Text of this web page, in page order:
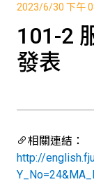
2023/6/30 下午
101-2
發表
相關連結：
http://